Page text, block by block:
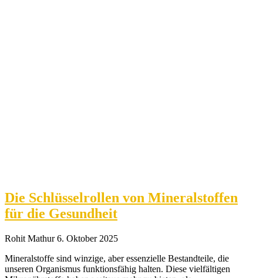
Die Schlüsselrollen von Mineralstoffen
für die Gesundheit
Rohit Mathur6. Oktober 2025
Mineralstoffe sind winzige, aber essenzielle Bestandteile, die
unseren Organismus funktionsfähig halten. Diese vielfältigen